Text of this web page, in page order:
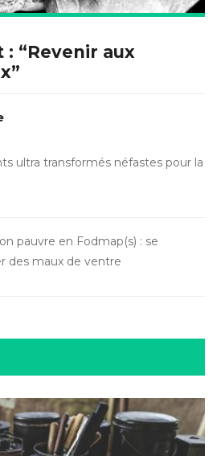
“Revenir aux
ultra transformés néfastes pour la
pauvre en Fodmap(s) : se
des maux de ventre